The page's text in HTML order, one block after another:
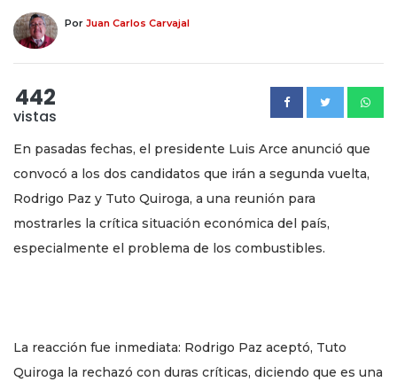
Por Juan Carlos Carvajal
442
vistas
En pasadas fechas, el presidente Luis Arce anunció que
convocó a los dos candidatos que irán a segunda vuelta,
Rodrigo Paz y Tuto Quiroga, a una reunión para
mostrarles la crítica situación económica del país,
especialmente el problema de los combustibles.
La reacción fue inmediata: Rodrigo Paz aceptó, Tuto
Quiroga la rechazó con duras críticas, diciendo que es una